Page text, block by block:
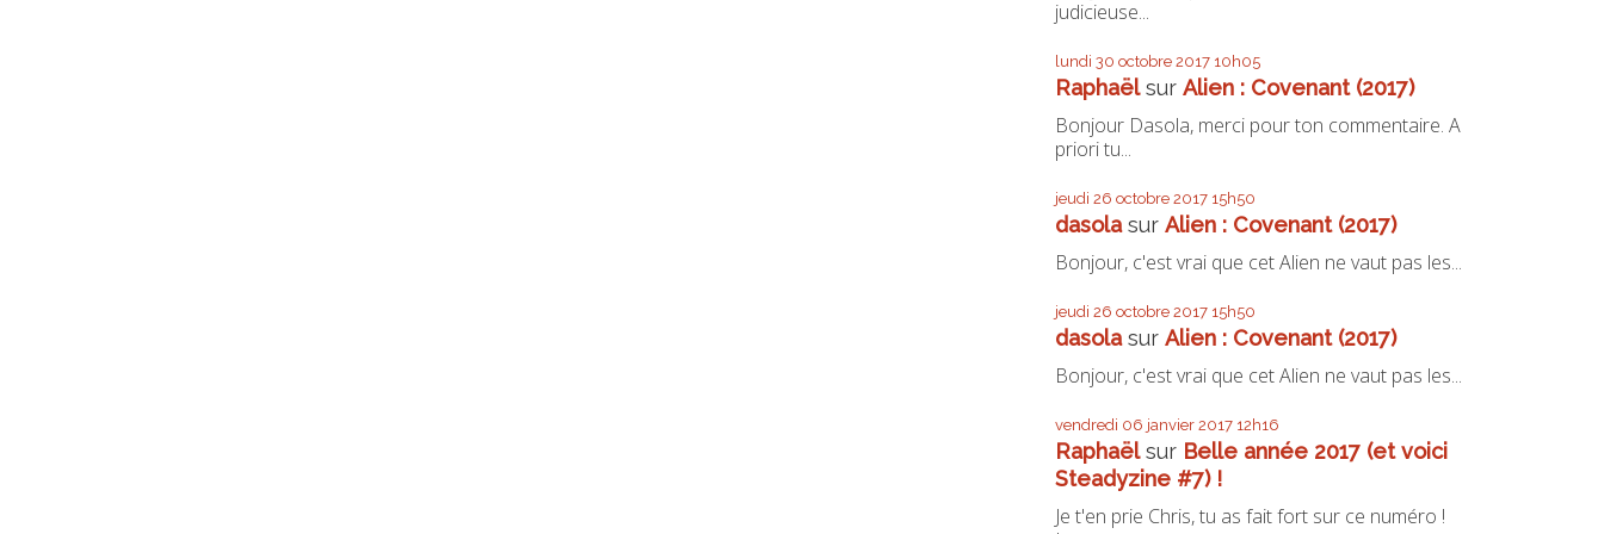
judicieuse...
lundi 30 octobre 2017 10h05
RaphaëlsurAlien : Covenant (2017)
Bonjour Dasola, merci pour ton commentaire. A
priori tu...
jeudi 26 octobre 2017 15h50
dasolasurAlien : Covenant (2017)
Bonjour, c'est vrai que cet Alien ne vaut pas les...
jeudi 26 octobre 2017 15h50
dasolasurAlien : Covenant (2017)
Bonjour, c'est vrai que cet Alien ne vaut pas les...
vendredi 06 janvier 2017 12h16
Raphaëlsur Belle année 2017 (et voici
Steadyzine #7) !
Je t'en prie Chris, tu as fait fort sur ce numéro !